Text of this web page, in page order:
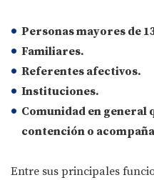
Personas mayores de
Familiares.
Referentes afectivos.
Instituciones.
Comunidad en
contención o
Entre sus principales